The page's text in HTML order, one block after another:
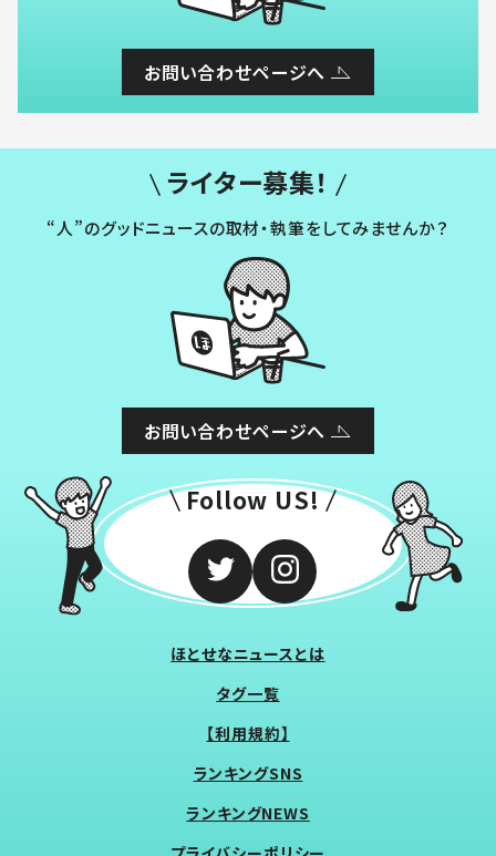
お問い合わせページへ
ライター募集！
“人”のグッドニュースの取材・執筆をしてみませんか？
お問い合わせページへ
Follow US!
ほとせなニュースとは
タグ一覧
【利用規約】
ランキングSNS
ランキングNEWS